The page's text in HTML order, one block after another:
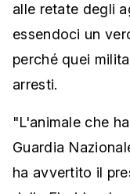
alle retate degli
essendoci un
perché quei
arresti.
"L'animale che
Guardia
ha avvertito il